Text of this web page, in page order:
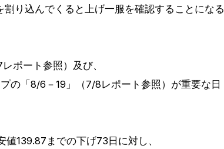
り込んでくると上げ一服を確認することになる
ポート参照）及び、
の「8/6－19」（7/8レポート参照）が重要な日
139.87までの下げ73日に対し、